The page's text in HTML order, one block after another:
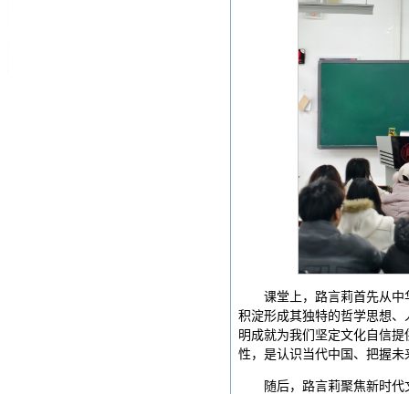
课堂上，路言莉首先从
积淀形成其独特的哲学思想
明成就为我们坚定文化自信
性，是认识当代中国、把握未
随后，路言莉聚焦新时